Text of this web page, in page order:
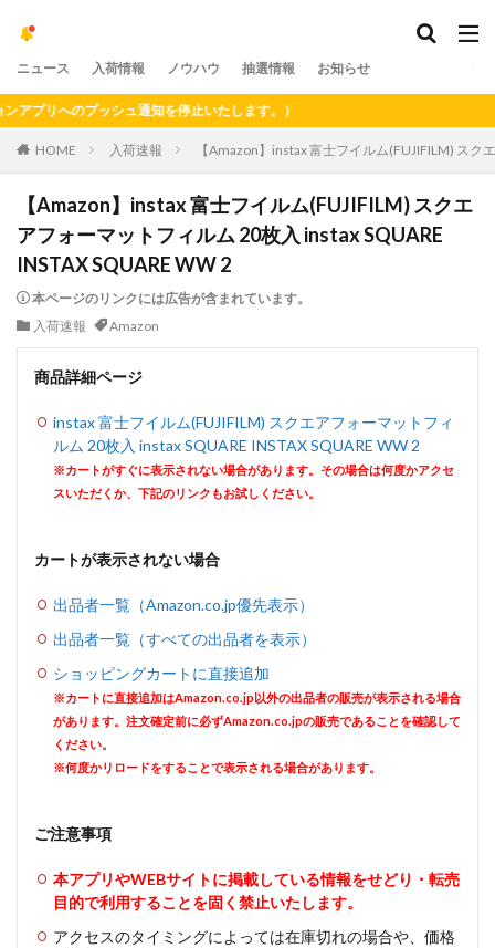
ニュース 入荷情報 ノウハウ 抽選情報 お知らせ
へのプッシュ通知を停止いたします。）
HOME 入荷速報 【Amazon】instax 富士フイルム(FUJIFILM) スク
【Amazon】instax 富士フイルム(FUJIFILM) スクエ
アフォーマットフィルム 20枚入 instax SQUARE
INSTAX SQUARE WW 2
本ページのリンクには広告が含まれています。
入荷速報
Amazon
商品詳細ページ
instax 富士フイルム(FUJIFILM) スクエアフォーマットフィ
ルム 20枚入 instax SQUARE INSTAX SQUARE WW 2
※カートがすぐに表示されない場合があります。その場合は何度かアクセ
スいただくか、下記のリンクもお試しください。
カートが表示されない場合
出品者一覧（Amazon.co.jp優先表示）
出品者一覧（すべての出品者を表示）
ショッピングカートに直接追加
※カートに直接追加はAmazon.co.jp以外の出品者の販売が表示される場合
があります。注文確定前に必ずAmazon.co.jpの販売であることを確認して
ください。
※何度かリロードをすることで表示される場合があります。
ご注意事項
本アプリやWEBサイトに掲載している情報をせどり・転売
目的で利用することを固く禁止いたします。
アクセスのタイミングによっては在庫切れの場合や、価格